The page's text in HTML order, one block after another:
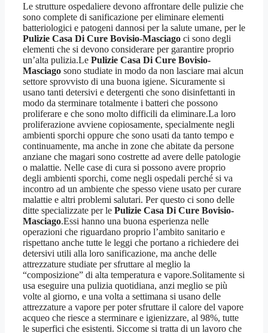
Le strutture ospedaliere devono affrontare delle pulizie che
sono complete di sanificazione per eliminare elementi
batteriologici e patogeni dannosi per la salute umane, per le
Pulizie Casa Di Cure Bovisio-Masciago ci sono degli
elementi che si devono considerare per garantire proprio
un’alta pulizia.Le Pulizie Casa Di Cure Bovisio-
Masciago sono studiate in modo da non lasciare mai alcun
settore sprovvisto di una buona igiene. Sicuramente si
usano tanti detersivi e detergenti che sono disinfettanti in
modo da sterminare totalmente i batteri che possono
proliferare e che sono molto difficili da eliminare.La loro
proliferazione avviene copiosamente, specialmente negli
ambienti sporchi oppure che sono usati da tanto tempo e
continuamente, ma anche in zone che abitate da persone
anziane che magari sono costrette ad avere delle patologie
o malattie. Nelle case di cura si possono avere proprio
degli ambienti sporchi, come negli ospedali perché si va
incontro ad un ambiente che spesso viene usato per curare
malattie e altri problemi salutari. Per questo ci sono delle
ditte specializzate per le Pulizie Casa Di Cure Bovisio-
Masciago.Essi hanno una buona esperienza nelle
operazioni che riguardano proprio l’ambito sanitario e
rispettano anche tutte le leggi che portano a richiedere dei
detersivi utili alla loro sanificazione, ma anche delle
attrezzature studiate per sfruttare al meglio la
“composizione” di alta temperatura e vapore.Solitamente si
usa eseguire una pulizia quotidiana, anzi meglio se più
volte al giorno, e una volta a settimana si usano delle
attrezzature a vapore per poter sfruttare il calore del vapore
acqueo che riesce a sterminare e igienizzare, al 98%, tutte
le superfici che esistenti. Siccome si tratta di un lavoro che